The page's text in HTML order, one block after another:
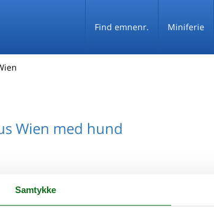
Find emnenr. Miniferie
Wien med hund
Samtykke